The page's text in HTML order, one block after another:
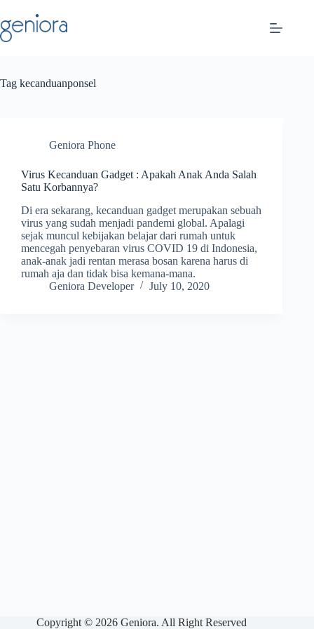
to
content
Tag kecanduanponsel
Geniora Phone
Virus Kecanduan Gadget : Apakah Anak Anda Salah
Satu Korbannya?
Di era sekarang, kecanduan gadget merupakan sebuah
virus yang sudah menjadi pandemi global. Apalagi
sejak muncul kebijakan belajar dari rumah untuk
mencegah penyebaran virus COVID 19 di Indonesia,
anak-anak jadi rentan merasa bosan karena harus di
rumah aja dan tidak bisa kemana-mana.
Geniora Developer
July 10, 2020
Copyright © 2026 Geniora. All Right Reserved